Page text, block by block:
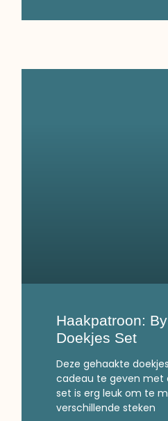
Haakpatroon:
Doekjes Set
Deze gehaakte
cadeau te geven met
set is erg leuk om te
verschillende steken